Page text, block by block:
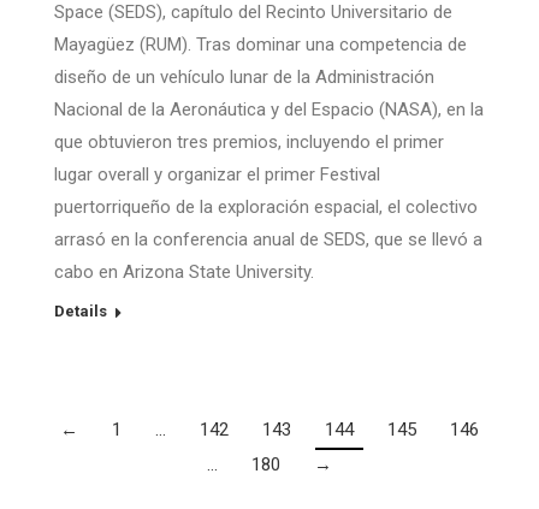
Space (SEDS), capítulo del Recinto Universitario de
Mayagüez (RUM). Tras dominar una competencia de
diseño de un vehículo lunar de la Administración
Nacional de la Aeronáutica y del Espacio (NASA), en la
que obtuvieron tres premios, incluyendo el primer
lugar overall y organizar el primer Festival
puertorriqueño de la exploración espacial, el colectivo
arrasó en la conferencia anual de SEDS, que se llevó a
cabo en Arizona State University.
Details
← 1 … 142 143 144 145
146
…
180 →